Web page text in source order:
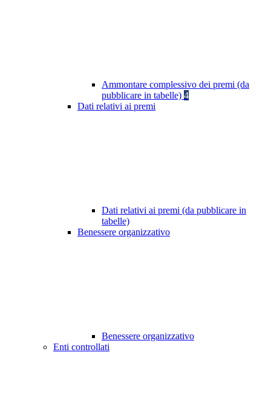
Ammontare complessivo dei premi (da
pubblicare in tabelle) 4
Dati relativi ai premi
Dati relativi ai premi (da pubblicare in
tabelle)
Benessere organizzativo
Benessere organizzativo
Enti controllati